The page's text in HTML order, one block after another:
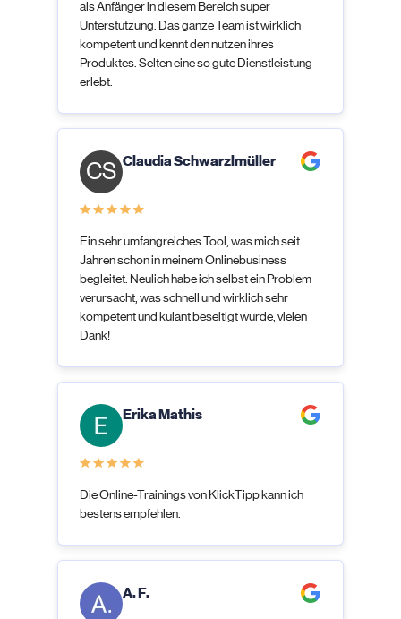
als Anfänger in diesem Bereich super
Unterstützung. Das ganze Team ist wirklich
kompetent und kennt den nutzen ihres
Produktes. Selten eine so gute Dienstleistung
erlebt.
CS Claudia Schwarzlmüller
Ein sehr umfangreiches Tool, was mich seit
Jahren schon in meinem Onlinebusiness
begleitet. Neulich habe ich selbst ein Problem
verursacht, was schnell und wirklich sehr
kompetent und kulant beseitigt wurde, vielen
Dank!
Erika Mathis
Die Online-Trainings von KlickTipp kann ich
bestens empfehlen.
A. F.